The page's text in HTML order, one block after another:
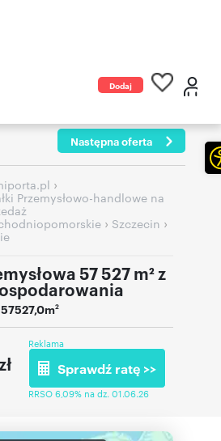
Dodaj
Następna oferta
›
Przemysłowo-handlowe na
› Szczecin ›
57 527 m² z
2
zł
Reklama
Sprawdź ratę >>
RRSO 6,09% na dz. 01.06.26